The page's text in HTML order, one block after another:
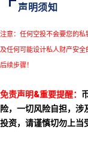
声明须知
注意：任何空投不会要您的
及任何可能设计私人财产安
后续步骤！
免责声明&重要提醒：
险，一切风险自担，
投资，请谨慎切勿上当